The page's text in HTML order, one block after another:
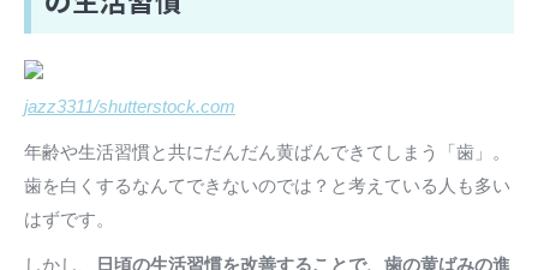
jazz3311/shutterstock.com
年齢や生活習慣と共にだんだん黄ばんできてしまう「歯」。
歯を白くするなんてできないのでは？と考えている人も多い
はずです。
しかし、
日頃の生活習慣を改善することで、歯の黄ばみの進